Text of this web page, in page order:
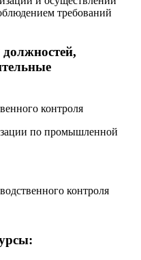
требований
контроля
по промышленной
контроля